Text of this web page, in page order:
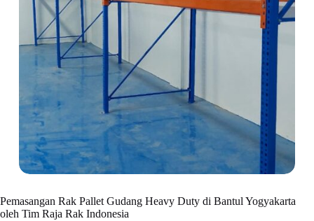
Pemasangan Rak Pallet Gudang Heavy Duty di Bantul Yogyakarta
oleh Tim Raja Rak Indonesia